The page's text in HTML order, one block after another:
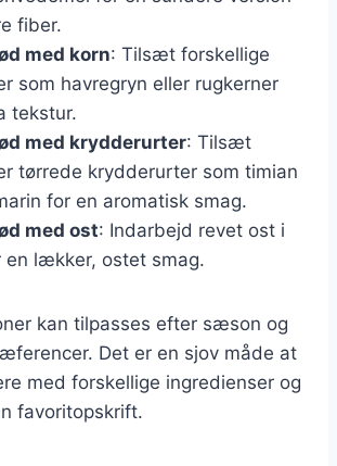
fiber.
med korn: Tilsæt forskellige
som havregryn eller rugkerner
tekstur.
med krydderurter: Tilsæt
tørrede krydderurter som timian
for en aromatisk smag.
med ost: Indarbejd revet ost i
en lækker, ostet smag.
kan tilpasses efter sæson og
Det er en sjov måde at
med forskellige ingredienser og
favoritopskrift.